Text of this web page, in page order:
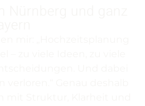
mit Struktur, Klarheit und